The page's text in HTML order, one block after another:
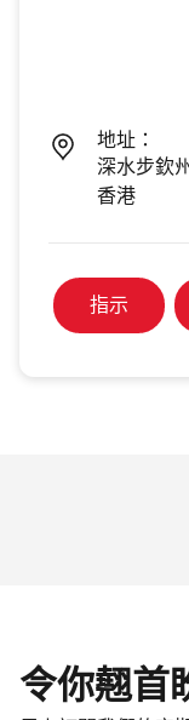
地址：
深水步欽
香港
指示
令你翹首